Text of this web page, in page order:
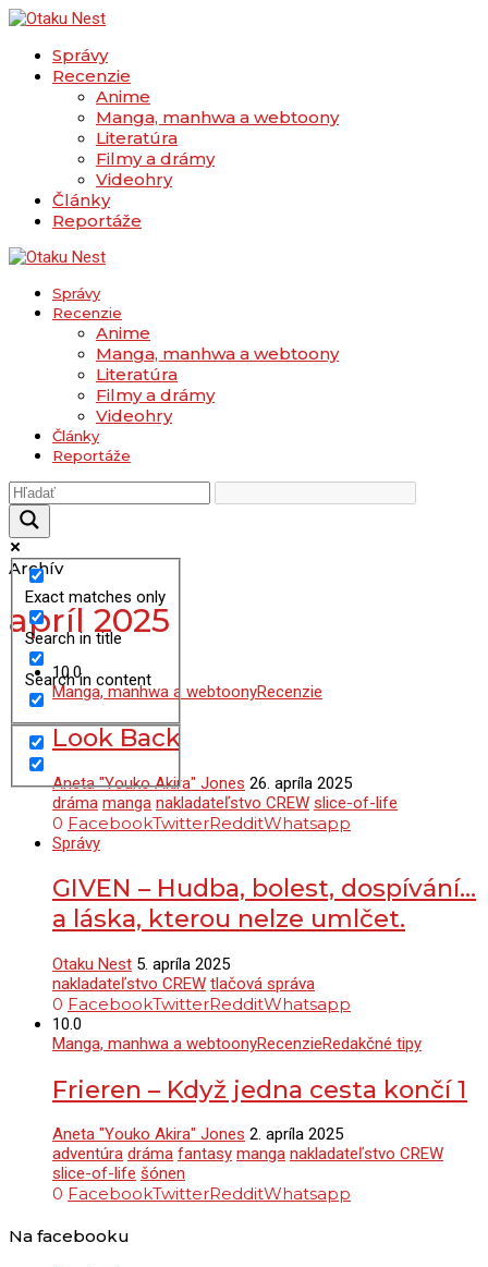
Správy
Recenzie
Anime
Manga, manhwa a webtoony
Literatúra
Filmy a drámy
Videohry
Články
Reportáže
Správy
Recenzie
Anime
Manga, manhwa a webtoony
Literatúra
Filmy a drámy
Videohry
Články
Reportáže
Exact matches only
Search in title
Search in content
Archív
apríl 2025
10.0
Manga, manhwa a webtoonyRecenzie
Look Back
Aneta "Youko Akira" Jones 26. apríla 2025
dráma manga nakladateľstvo CREW slice-of-life
0 FacebookTwitterRedditWhatsapp
Správy
GIVEN – Hudba, bolest, dospívání…
a láska, kterou nelze umlčet.
Otaku Nest 5. apríla 2025
nakladateľstvo CREW tlačová správa
0 FacebookTwitterRedditWhatsapp
10.0
Manga, manhwa a webtoonyRecenzieRedakčné tipy
Frieren – Když jedna cesta končí 1
Aneta "Youko Akira" Jones 2. apríla 2025
adventúra dráma fantasy manga nakladateľstvo CREW
slice-of-life šónen
0 FacebookTwitterRedditWhatsapp
Na facebooku